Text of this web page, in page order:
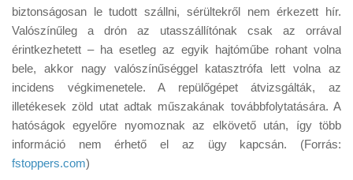
biztonságosan le tudott szállni, sérültekről nem érkezett hír.
Valószínűleg a drón az utasszállítónak csak az orrával
érintkezhetett – ha esetleg az egyik hajtóműbe rohant volna
bele, akkor nagy valószínűséggel katasztrófa lett volna az
incidens végkimenetele. A repülőgépet átvizsgálták, az
illetékesek zöld utat adtak műszakának továbbfolytatására. A
hatóságok egyelőre nyomoznak az elkövető után, így több
információ nem érhető el az ügy kapcsán. (Forrás:
fstoppers.com)